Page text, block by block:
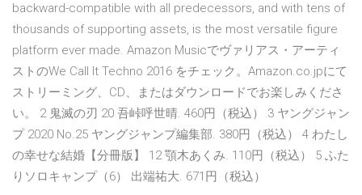
backward-compatible with all predecessors, and with tens of
thousands of supporting assets, is the most versatile figure
platform ever made. Amazon Musicでヴァリアス・アーティ
ストのWe Call It Techno 2016 をチェック。Amazon.co.jpにて
ストリーミング、CD、またはダウンロードでお楽しみくださ
い。 2 鬼滅の刃 20 吾峠呼世晴. 460円（税込） 3 ヤングジャン
プ 2020 No.25 ヤングジャンプ編集部. 380円（税込） 4 わたし
の幸せな結婚【分冊版】 12 顎木あくみ. 110円（税込） 5 ふた
りソロキャンプ（6） 出端祐大. 671円（税込）